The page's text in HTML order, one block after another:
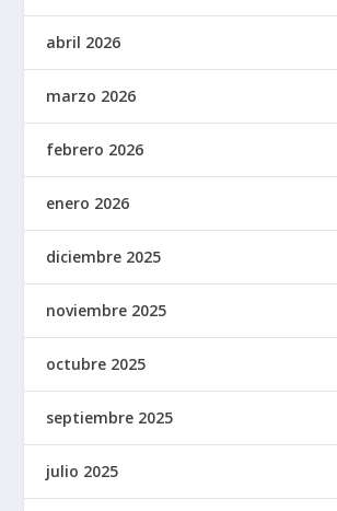
abril 2026
marzo 2026
febrero 2026
enero 2026
diciembre 2025
noviembre 2025
octubre 2025
septiembre 2025
julio 2025